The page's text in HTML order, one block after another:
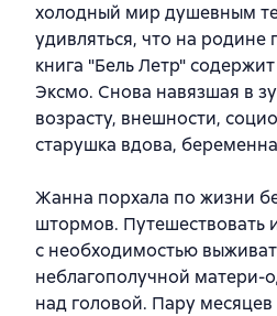
холодный мир душевным
удивляться, что на
книга "Бель Летр"
Эксмо. Снова навязшая в
возрасту, внешности,
старушка вдова,
Жанна порхала по жизни
штормов. Путешествовать
с необходимостью
неблагополучной матери-
над головой. Пару